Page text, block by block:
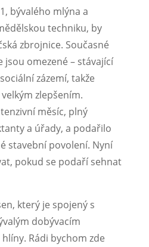
bývalého mlýna a
techniku, by
zbrojnice. Současné
omezené – stávající
zázemí, takže
zlepšením.
měsíc, plný
a úřady, a podařilo
stavební povolení. Nyní
pokud se podaří sehnat
který je spojený s
dobývacím
Rádi bychom zde